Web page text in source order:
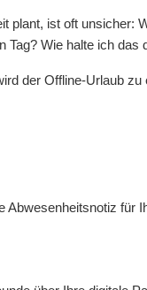
plant, ist oft unsicher:
Tag? Wie halte ich das
der Offline-Urlaub zu
Abwesenheitsnotiz für